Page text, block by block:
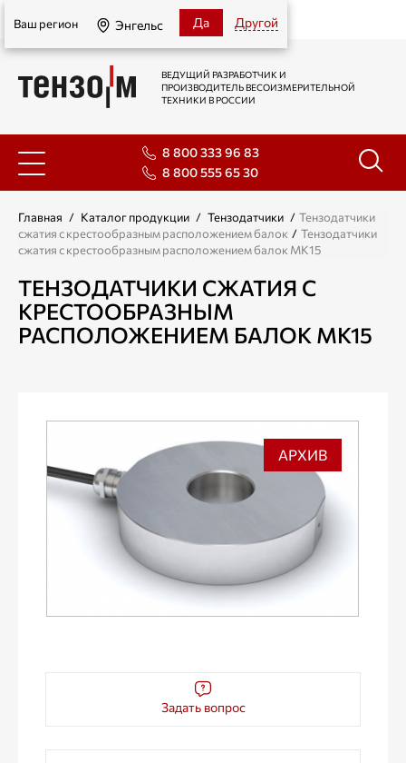
Энгельс
Ваш регион Энгельс Да Другой
ВЕДУЩИЙ РАЗРАБОТЧИК И
ПРОИЗВОДИТЕЛЬ ВЕСОИЗМЕРИТЕЛЬНОЙ
ТЕХНИКИ В РОССИИ
8 800 333 96 83
8 800 555 65 30
Главная / Каталог продукции / Тензодатчики / Тензодатчики
сжатия с крестообразным расположением балок / Тензодатчики
сжатия с крестообразным расположением балок МК15
ТЕНЗОДАТЧИКИ СЖАТИЯ С
КРЕСТООБРАЗНЫМ
РАСПОЛОЖЕНИЕМ БАЛОК МК15
АРХИВ
Задать вопрос